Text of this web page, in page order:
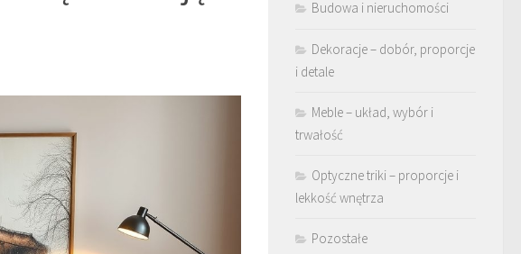
Budowa i nieruchomości
Dekoracje – dobór, proporcje
i detale
Meble – układ, wybór i
trwałość
Optyczne triki – proporcje i
lekkość wnętrza
Pozostałe